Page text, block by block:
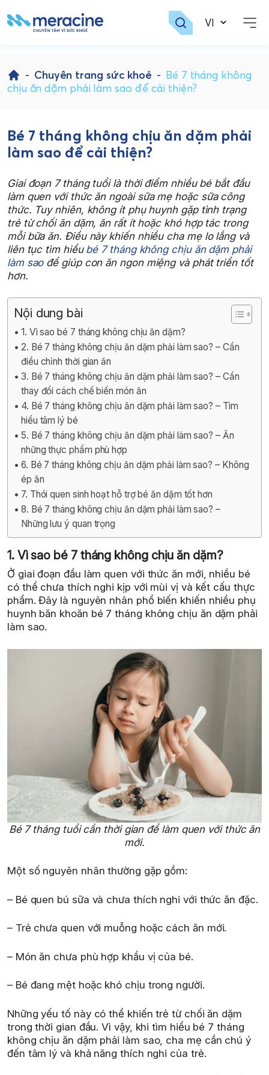
to
content
- Chuyên trang sức khoẻ - Bé 7 tháng không
chịu ăn dặm phải làm sao để cải thiện?
Bé 7 tháng không chịu ăn dặm phải
làm sao để cải thiện?
Giai đoạn 7 tháng tuổi là thời điểm nhiều bé bắt đầu
làm quen với thức ăn ngoài sữa mẹ hoặc sữa công
thức. Tuy nhiên, không ít phụ huynh gặp tình trạng
trẻ từ chối ăn dặm, ăn rất ít hoặc khó hợp tác trong
mỗi bữa ăn. Điều này khiến nhiều cha mẹ lo lắng và
liên tục tìm hiểu bé 7 tháng không chịu ăn dặm phải
làm saođể giúp con ăn ngon miệng và phát triển tốt
hơn.
Nội dung bài
1. Vì sao bé 7 tháng không chịu ăn dặm?
2. Bé 7 tháng không chịu ăn dặm phải làm sao? – Cần
điều chỉnh thời gian ăn
3. Bé 7 tháng không chịu ăn dặm phải làm sao? – Cần
thay đổi cách chế biến món ăn
4. Bé 7 tháng không chịu ăn dặm phải làm sao? – Tìm
hiểu tâm lý bé
5. Bé 7 tháng không chịu ăn dặm phải làm sao? – Ăn
những thực phẩm phù hợp
6. Bé 7 tháng không chịu ăn dặm phải làm sao? – Không
ép ăn
7. Thói quen sinh hoạt hỗ trợ bé ăn dặm tốt hơn
8. Bé 7 tháng không chịu ăn dặm phải làm sao? –
Những lưu ý quan trọng
1. Vì sao bé 7 tháng không chịu ăn dặm?
Ở giai đoạn đầu làm quen với thức ăn mới, nhiều bé
có thể chưa thích nghi kịp với mùi vị và kết cấu thực
phẩm. Đây là nguyên nhân phổ biến khiến nhiều phụ
huynh băn khoăn bé 7 tháng không chịu ăn dặm phải
làm sao.
Bé 7 tháng tuổi cần thời gian để làm quen với thức ăn
mới.
Một số nguyên nhân thường gặp gồm:
– Bé quen bú sữa và chưa thích nghi với thức ăn đặc.
– Trẻ chưa quen với muỗng hoặc cách ăn mới.
– Món ăn chưa phù hợp khẩu vị của bé.
– Bé đang mệt hoặc khó chịu trong người.
Những yếu tố này có thể khiến trẻ từ chối ăn dặm
trong thời gian đầu. Vì vậy, khi tìm hiểu bé 7 tháng
không chịu ăn dặm phải làm sao, cha mẹ cần chú ý
đến tâm lý và khả năng thích nghi của trẻ.